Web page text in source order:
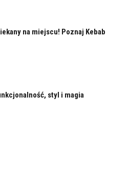
na miejscu! Poznaj Kebab
styl i magia